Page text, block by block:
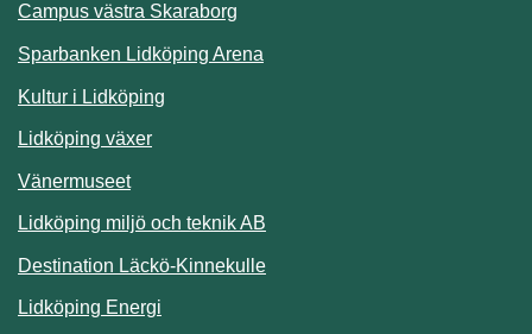
Campus västra Skaraborg
Sparbanken Lidköping Arena
Kultur i Lidköping
Lidköping växer
Vänermuseet
Lidköping miljö och teknik AB
Destination Läckö-KinnekulleLänk till annan webbplats.
Lidköping Energi